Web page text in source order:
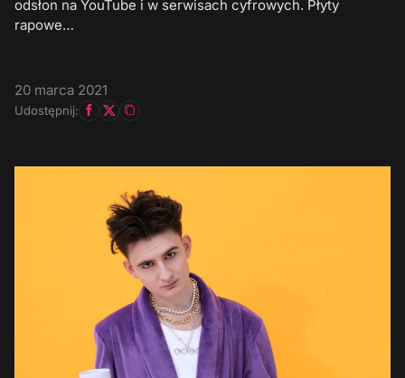
odsłon na YouTube i w serwisach cyfrowych. Płyty
rapowe…
20 marca 2021
Udostępnij: